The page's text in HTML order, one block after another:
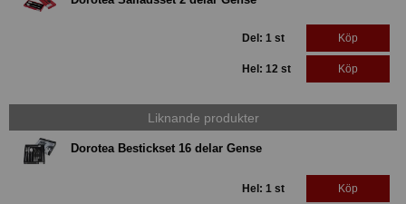
Del: 1 st Köp
Hel: 12 st Köp
Liknande produkter
Dorotea Bestickset 16 delar Gense
Hel: 1 st Köp